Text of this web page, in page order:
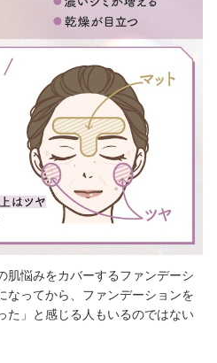
肌悩みをカバーするファンデーシ
なってから、ファンデーションを
た」と感じる人もいるのではない